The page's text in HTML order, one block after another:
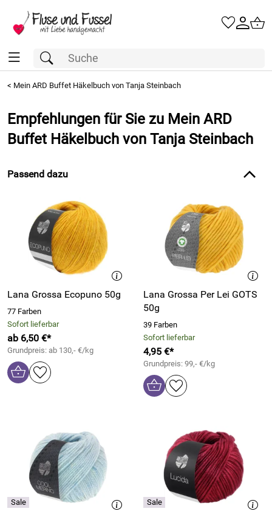
< Mein ARD Buffet Häkelbuch von Tanja Steinbach
Empfehlungen für Sie zu Mein ARD
Buffet Häkelbuch von Tanja Steinbach
Passend dazu
Lana Grossa Ecopuno 50g
77 Farben
Sofort lieferbar
ab 6,50 €*
Grundpreis: ab 130,- €/kg
Lana Grossa Per Lei GOTS
50g
39 Farben
Sofort lieferbar
4,95 €*
Grundpreis: 99,- €/kg